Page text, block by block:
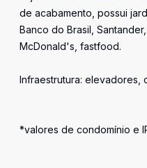
de acabamento, possui
Banco do Brasil,
McDonald's, fastfood.
Infraestrutura: elevadores,
*valores de condomínio e